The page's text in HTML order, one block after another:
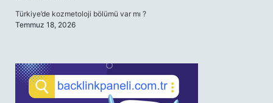
Türkiye’de kozmetoloji bölümü var mı ?
Temmuz 18, 2026